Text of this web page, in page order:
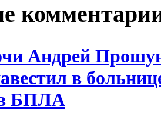
Андрей
в
БПЛА